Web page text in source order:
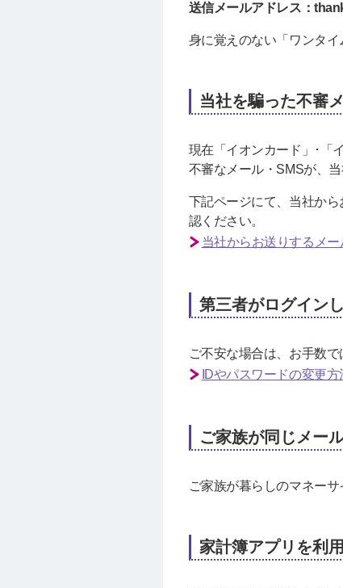
送信メールアドレス：
身に覚えのない「ワンタ
当社を騙った不審
現在「イオンカード」･「
不審なメール・SMSが、
下記ページにて、当社か
認ください。
当社からお送りするメ
第三者がログイン
ご不安な場合は、お手数
IDやパスワードの変更方
ご家族が同じメー
ご家族が暮らしのマネー
家計簿アプリを利